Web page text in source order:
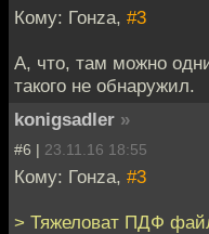
Кому: Гонzа, #3
А, что, там можно
такого не обнаружил.
konigsadler »
#6 | 23.11.16 18:55
Кому: Гонzа, #3
> Тяжеловат ПДФ